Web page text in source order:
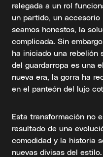
relegada a un rol
un partido, un accesorio
seamos honestos, la
complicada. Sin
ha iniciado una rebelión
del guardarropa es una
nueva era, la gorra ha
en el panteón del lujo
Esta transformación no
resultado de una
comodidad y la historia
nuevas divisas del